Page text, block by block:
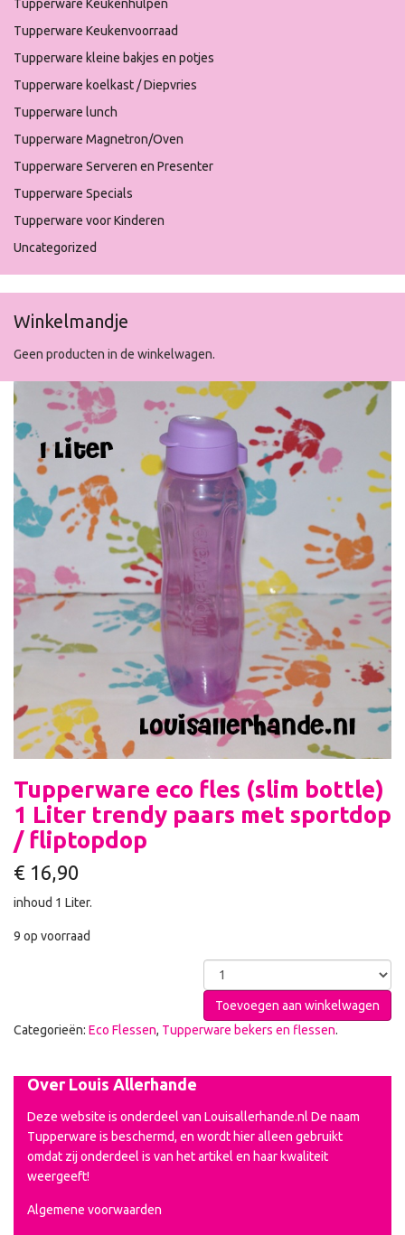
Tupperware Keukenhulpen
Tupperware Keukenvoorraad
Tupperware kleine bakjes en potjes
Tupperware koelkast / Diepvries
Tupperware lunch
Tupperware Magnetron/Oven
Tupperware Serveren en Presenter
Tupperware Specials
Tupperware voor Kinderen
Uncategorized
Winkelmandje
Geen producten in de winkelwagen.
Tupperware eco fles (slim bottle)
1 Liter trendy paars met sportdop
/ fliptopdop
€ 16,90
inhoud 1 Liter.
9 op voorraad
Toevoegen aan winkelwagen
Categorieën: Eco Flessen, Tupperware bekers en flessen.
Over Louis Allerhande
Deze website is onderdeel van Louisallerhande.nl De naam
Tupperware is beschermd, en wordt hier alleen gebruikt
omdat zij onderdeel is van het artikel en haar kwaliteit
weergeeft!
Algemene voorwaarden